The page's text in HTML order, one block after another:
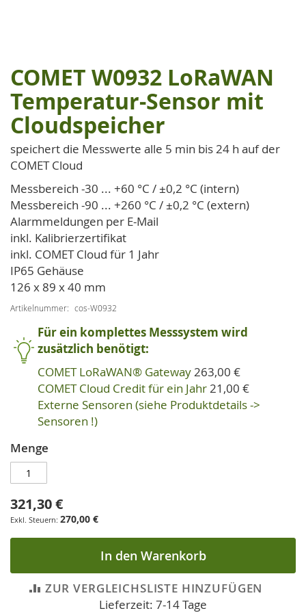
Zum
Anfang
der
Bildgalerie
springen
COMET W0932 LoRaWAN
Temperatur-Sensor mit
Cloudspeicher
speichert die Messwerte alle 5 min bis 24 h auf der
COMET Cloud
Messbereich -30 ... +60 °C / ±0,2 °C (intern)
Messbereich -90 ... +260 °C / ±0,2 °C (extern)
Alarmmeldungen per E-Mail
inkl. Kalibrierzertifikat
inkl. COMET Cloud für 1 Jahr
IP65 Gehäuse
126 x 89 x 40 mm
Artikelnummer cos-W0932
Für ein komplettes Messsystem wird
zusätzlich benötigt:
COMET LoRaWAN® Gateway263,00 €
COMET Cloud Credit für ein Jahr21,00 €
Externe Sensoren (siehe Produktdetails ->
Sensoren !)
Menge
321,30 €
270,00 €
In den Warenkorb
ZUR VERGLEICHSLISTE HINZUFÜGEN
Lieferzeit: 7-14 Tage